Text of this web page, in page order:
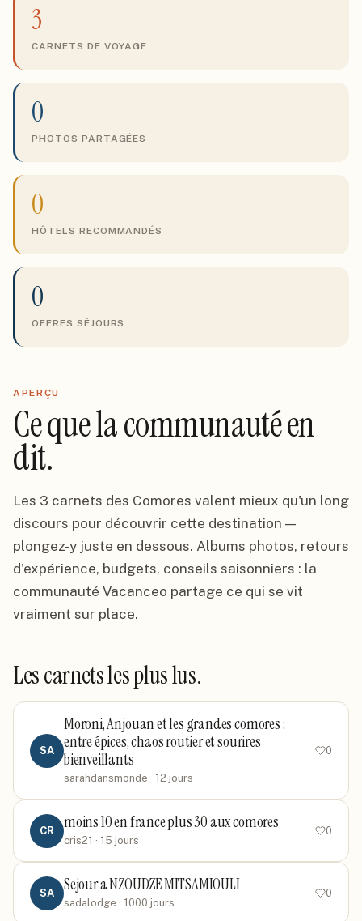
3
CARNETS DE VOYAGE
0
PHOTOS PARTAGÉES
0
HÔTELS RECOMMANDÉS
0
OFFRES SÉJOURS
APERÇU
Ce que la communauté en
dit.
Les 3 carnets des Comores valent mieux qu'un long
discours pour découvrir cette destination —
plongez-y juste en dessous. Albums photos, retours
d'expérience, budgets, conseils saisonniers : la
communauté Vacanceo partage ce qui se vit
vraiment sur place.
Les carnets les plus lus.
SA
Moroni, Anjouan et les grandes comores :
entre épices, chaos routier et sourires
bienveillants
sarahdansmonde · 12 jours
0
CR moins 10 en france plus 30 aux comores
cris21 · 15 jours
0
SA Sejour a NZOUDZE MITSAMIOULI
sadalodge · 1000 jours
0